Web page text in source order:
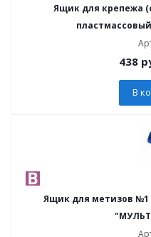
Ящик для крепежа
438
В
Ящик для метизов №1